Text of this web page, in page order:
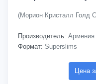
(Морион Кристалл Голд
Производитель: Армения
Формат: Superslims
Цена